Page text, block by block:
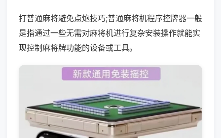
打普通麻将避免点炮技巧;普通麻将机程序控牌器一般
是指通过一些无需对麻将机进行复杂安装操作就能实
现控制麻将牌功能的设备或工具。